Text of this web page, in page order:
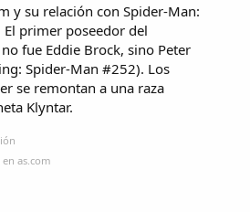
y su relación con Spider-Man:
primer poseedor del
fue Eddie Brock, sino Peter
Spider-Man #252). Los
se remontan a una raza
Klyntar.
as.com